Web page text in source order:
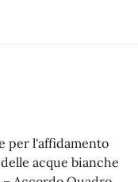
per l'affidamento
acque bianche